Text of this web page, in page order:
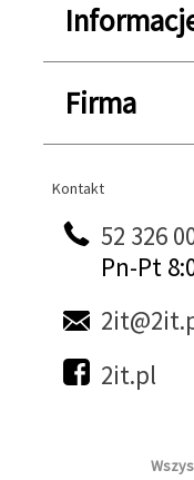
Firma
Kontakt
Kontakt
52 326
Pn-Pt
2it.pl